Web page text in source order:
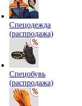
Спецодежда
(распродажа)
Спецобувь
(распродажа)